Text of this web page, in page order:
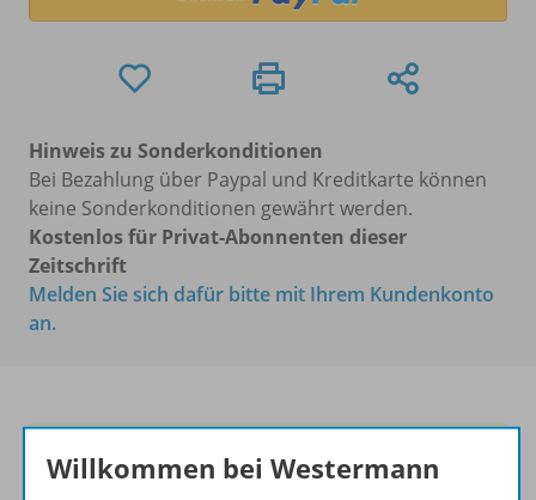
Hinweis zu Sonderkonditionen
Bei Bezahlung über Paypal und Kreditkarte können
keine Sonderkonditionen gewährt werden.
Kostenlos für Privat-Abonnenten dieser
Zeitschrift
Melden Sie sich dafür bitte mit Ihrem Kundenkonto
an.
Die führende Zeitschrift für
die Unterrichtspraxis!
Willkommen bei Westermann